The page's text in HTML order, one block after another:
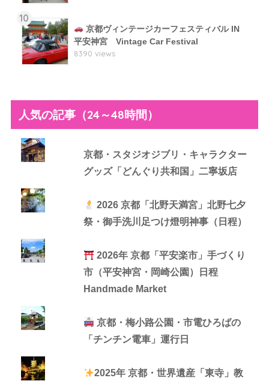
10
京都ヴィンテージカーフェスティバル IN
平安神宮 Vintage Car Festival
8390 views
人気の記事（24～48時間）
京都・スタジオジブリ・キャラクター
グッズ「どんぐり共和国」二寧坂店
2026 京都「北野天満宮」北野七夕
祭・御手洗川足つけ燈明神事（日程）
2026年 京都「平安楽市」手づくり
市（平安神宮・岡崎公園）日程
Handmade Market
京都・梅小路公園・市電ひろばの
「チンチン電車」運行日
2025年 京都・世界遺産「東寺」教